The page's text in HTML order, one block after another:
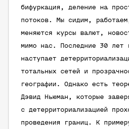
бифуркация, деление на
потоков. Мы сидим,
меняются курсы валют,
мимо нас. Последние 30 лет
наступает
тотальных сетей и
географии. Однако есть
Дэвид Ньюман, которые
с детерриториализацией
проведения границ. К